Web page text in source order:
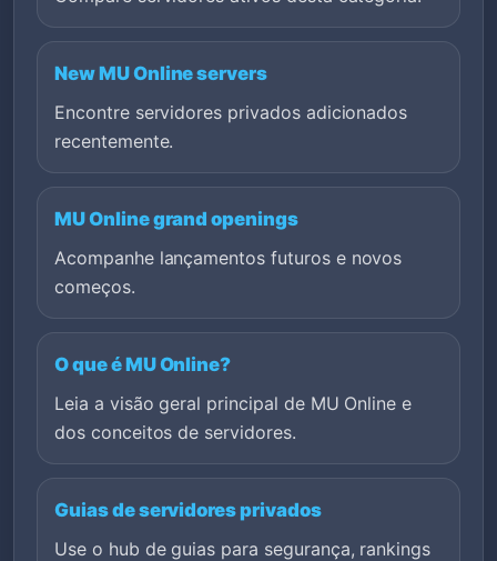
New MU Online servers
Encontre servidores privados adicionados
recentemente.
MU Online grand openings
Acompanhe lançamentos futuros e novos
começos.
O que é MU Online?
Leia a visão geral principal de MU Online e
dos conceitos de servidores.
Guias de servidores privados
Use o hub de guias para segurança, rankings